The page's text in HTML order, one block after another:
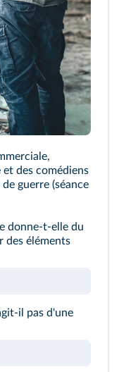
des comédiens
guerre (séance
donne-t-elle du
des éléments
il pas d'une